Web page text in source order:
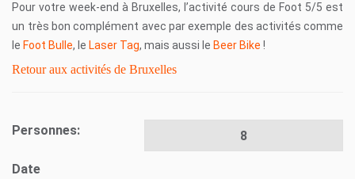
Pour votre week-end à Bruxelles, l’activité cours de Foot 5/5 est
un très bon complément avec par exemple des activités comme
le Foot Bulle, le Laser Tag, mais aussi le Beer Bike !
Retour aux activités de Bruxelles
Personnes:
Date